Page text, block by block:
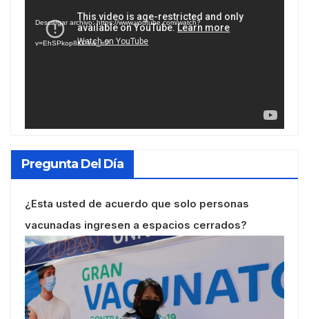
vídeo
Descargar archivo: https://www.youtube.com/watch?
v=EhSPkop8KPY&_=2
Pregunta Del Día
¿Esta usted de acuerdo que solo personas
vacunadas ingresen a espacios cerrados?